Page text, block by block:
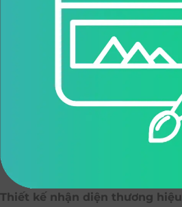
Thiết kế nhận diện thương hiệu